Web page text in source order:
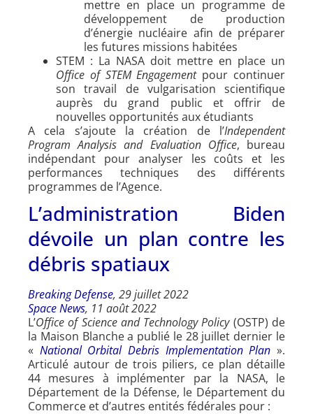
mettre en place un programme de
développement de production
d’énergie nucléaire afin de préparer
les futures missions habitées
STEM : La NASA doit mettre en place un
Office of STEM Engagementpour continuer
son travail de vulgarisation scientifique
auprès du grand public et offrir de
nouvelles opportunités aux étudiants
A cela s’ajoute la création de l’Independent
Program Analysis and Evaluation Office, bureau
indépendant pour analyser les coûts et les
performances techniques des différents
programmes de l’Agence.
L’administration Biden
dévoile un plan contre les
débris spatiaux
Breaking Defense, 29 juillet 2022
Space News, 11 août 2022
L’Office of Science and Technology Policy(OSTP) de
la Maison Blanche a publié le 28 juillet dernier le
« National Orbital Debris Implementation Plan ».
Articulé autour de trois piliers, ce plan détaille
44 mesures à implémenter par la NASA, le
Département de la Défense, le Département du
Commerce et d’autres entités fédérales pour :